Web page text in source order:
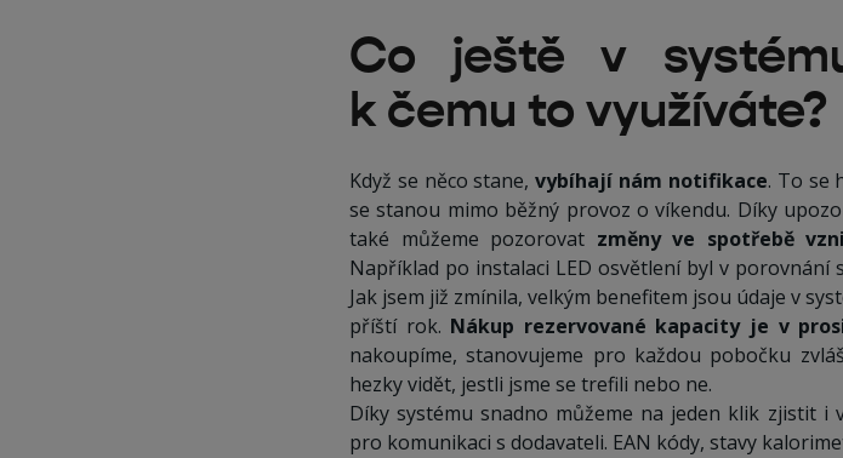
Co ještě v
k čemu to využíváte?
Když se něco stane,vybíhají nám notifikace. To se
se stanou mimo běžný provoz o víkendu. Díky
také můžeme pozorovat změny ve spotřebě
Například po instalaci LED osvětlení byl v
Jak jsem již zmínila, velkým benefitem jsou údaje v
příští rok. Nákup rezervované kapacity je v
nakoupíme, stanovujeme pro každou pobočku
hezky vidět, jestli jsme se trefili nebo ne.
Díky systému snadno můžeme na jeden klik zjistit
pro komunikaci s dodavateli. EAN kódy, stavy